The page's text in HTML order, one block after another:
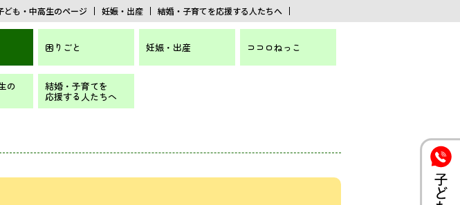
ども・中高生のページ 妊娠・出産 結婚・子育てを応援する人たちへ
困りごと 妊娠・出産 ココロねっこ
の 結婚・子育てを
応援する人たちへ